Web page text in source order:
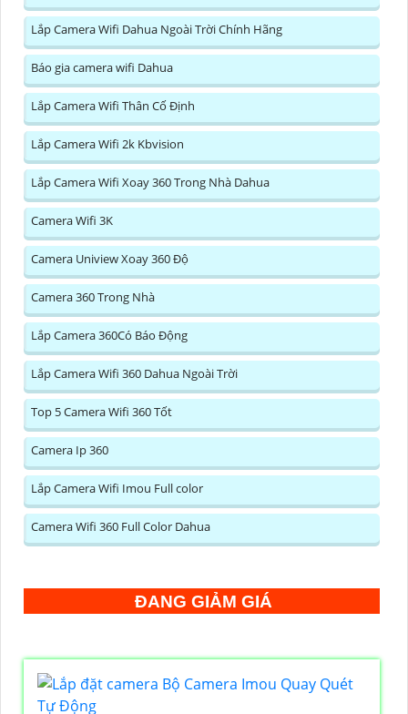
Lắp Camera Wifi Dahua Ngoài Trời Chính Hãng
Báo gia camera wifi Dahua
Lắp Camera Wifi Thân Cố Định
Lắp Camera Wifi 2k Kbvision
Lắp Camera Wifi Xoay 360 Trong Nhà Dahua
Camera Wifi 3K
Camera Uniview Xoay 360 Độ
Camera 360 Trong Nhà
Lắp Camera 360Có Báo Động
Lắp Camera Wifi 360 Dahua Ngoài Trời
Top 5 Camera Wifi 360 Tốt
Camera Ip 360
Lắp Camera Wifi Imou Full color
Camera Wifi 360 Full Color Dahua
ĐANG GIẢM GIÁ